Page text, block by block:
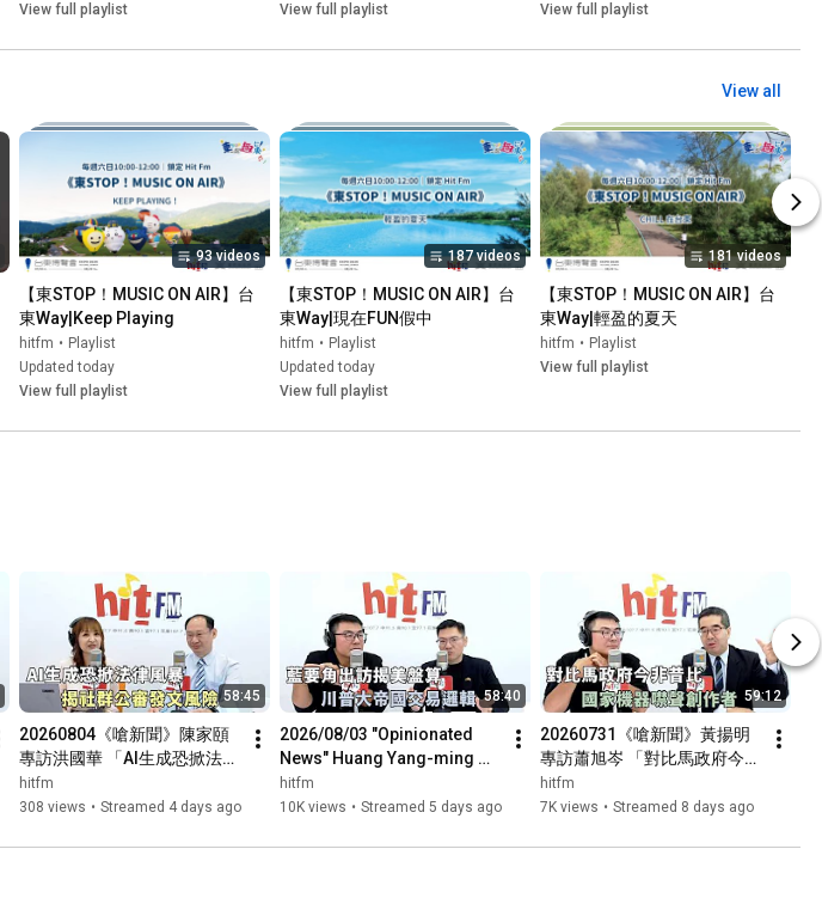
View full playlist
View full playlist
View full playlist
View all
93 videos
【東STOP！MUSIC ON AIR】台
東Way|Keep Playing
hitfm • Playlist
Updated today
View full playlist
187 videos
【東STOP！MUSIC ON AIR】台
東Way|現在FUN假中
hitfm • Playlist
Updated today
View full playlist
181 videos
【東STOP！MUSIC ON AIR】台
東Way|輕盈的夏天
hitfm • Playlist
View full playlist
58:45
20260804《嗆新聞》陳家頤
專訪洪國華 「AI生成恐掀法律
風暴 揭社群公審發文風險」
hitfm
308 views • Streamed 4 days ago
58:40
2026/08/03 "Opinionated
News" Huang Yang-ming
interviews Weng Lu-chung:
"Blue Camp key figure’s v...
hitfm
10K views • Streamed 5 days ago
59:12
20260731《嗆新聞》黃揚明
專訪蕭旭岑 「對比馬政府今非
昔比 國家機器噤聲創作者」
hitfm
7K views • Streamed 8 days ago